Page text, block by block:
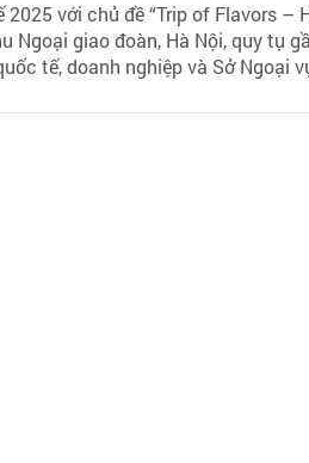
với chủ đề “Trip of Flavors –
Ngoại giao đoàn, Hà Nội, quy tụ
tế, doanh nghiệp và Sở Ngoại
ngoại giao văn hóa, tăng cường